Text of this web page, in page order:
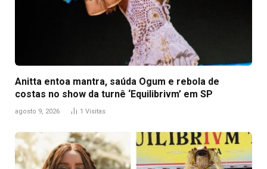
Anitta entoa mantra, saúda Ogum e rebola de
costas no show da turnê ‘Equilibrivm’ em SP
agosto 9, 2026 1 Visitas